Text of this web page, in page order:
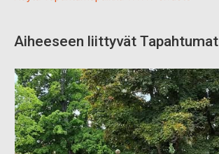
Aiheeseen liittyvät Tapahtumat